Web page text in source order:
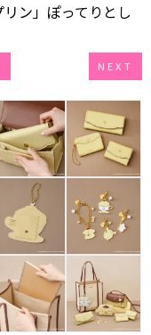
ン」ぽってりとし
NEXT